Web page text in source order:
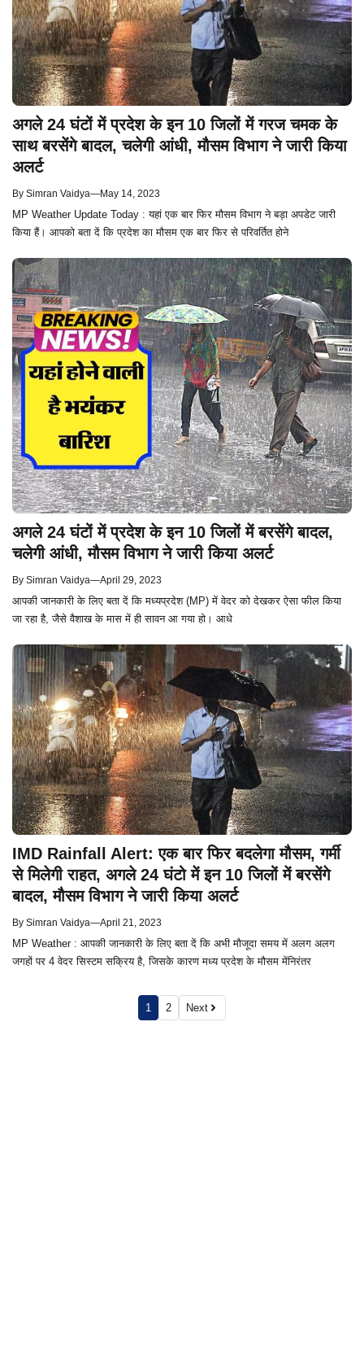
अगले 24 घंटों में प्रदेश के इन 10 जिलों में गरज चमक के
साथ बरसेंगे बादल, चलेगी आंधी, मौसम विभाग ने जारी किया
अलर्ट
By Simran Vaidya—May 14, 2023
MP Weather Update Today : यहां एक बार फिर मौसम विभाग ने बड़ा अपडेट जारी
किया हैं। आपको बता दें कि प्रदेश का मौसम एक बार फिर से परिवर्तित होने
अगले 24 घंटों में प्रदेश के इन 10 जिलों में बरसेंगे बादल,
चलेगी आंधी, मौसम विभाग ने जारी किया अलर्ट
By Simran Vaidya—April 29, 2023
आपकी जानकारी के लिए बता दें कि मध्यप्रदेश (MP) में वेदर को देखकर ऐसा फील किया
जा रहा है, जैसे वैशाख के मास में ही सावन आ गया हो। आधे
IMD Rainfall Alert: एक बार फिर बदलेगा मौसम, गर्मी
से मिलेगी राहत, अगले 24 घंटो में इन 10 जिलों में बरसेंगे
बादल, मौसम विभाग ने जारी किया अलर्ट
By Simran Vaidya—April 21, 2023
MP Weather : आपकी जानकारी के लिए बता दें कि अभी मौजूदा समय में अलग अलग
जगहों पर 4 वेदर सिस्टम सक्रिय है, जिसके कारण मध्य प्रदेश के मौसम मेंनिरंतर
1 2 Next